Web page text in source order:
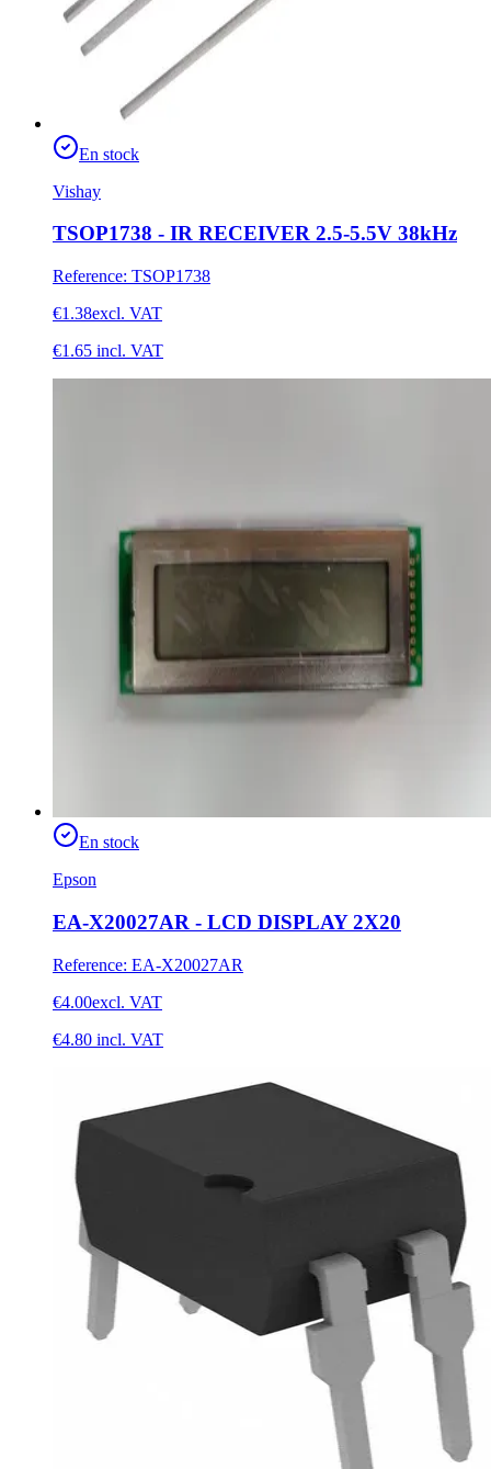
En stock
Vishay
TSOP1738 - IR RECEIVER 2.5-5.5V 38kHz
Reference: TSOP1738
€1.38excl. VAT
€1.65 incl. VAT
En stock
Epson
EA-X20027AR - LCD DISPLAY 2X20
Reference: EA-X20027AR
€4.00excl. VAT
€4.80 incl. VAT